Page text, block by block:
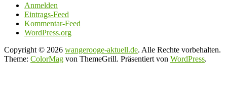
Anmelden
Eintrags-Feed
Kommentar-Feed
WordPress.org
Copyright © 2026 wangerooge-aktuell.de. Alle Rechte vorbehalten.
Theme: ColorMag von ThemeGrill. Präsentiert von WordPress.